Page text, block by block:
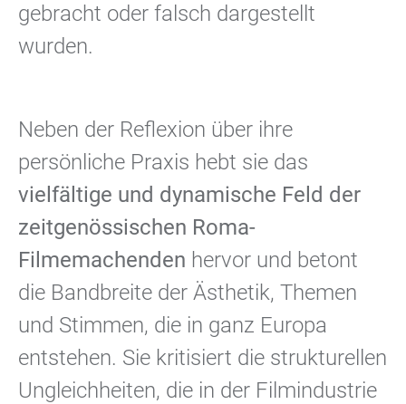
gebracht oder falsch dargestellt
wurden.
Neben der Reflexion über ihre
persönliche Praxis hebt sie das
vielfältige und dynamische Feld der
zeitgenössischen Roma-
Filmemachenden hervor und betont
die Bandbreite der Ästhetik, Themen
und Stimmen, die in ganz Europa
entstehen. Sie kritisiert die strukturellen
Ungleichheiten, die in der Filmindustrie